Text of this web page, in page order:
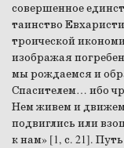
совершенное
таинство
троической
изображая
мы рождаемся и
Спасителем… ибо
Нем живем и
подвиглись или
к нам» [1, с. 21].